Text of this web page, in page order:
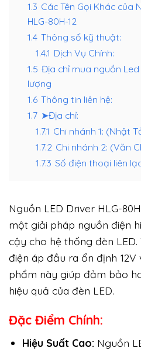
1.3 Các Tên Gọi Khác của
HLG-80H-12
1.4 Thông số kỹ thuật:
1.4.1 Dịch Vụ Chính:
1.5 Địa chỉ mua nguồn
lượng
1.6 Thông tin liên hệ:
1.7 ➤Địa chỉ:
1.7.1 Chi nhánh 1: (Nhật
1.7.2 Chi nhánh 2: (Văn
1.7.3 Số điện thoại liên
Nguồn LED Driver HLG-
một giải pháp nguồn điện
cậy cho hệ thống đèn LED.
điện áp đầu ra ổn định 12V
phẩm này giúp đảm bảo
hiệu quả của đèn LED.
Đặc Điểm Chính:
Hiệu Suất Cao: Nguồn